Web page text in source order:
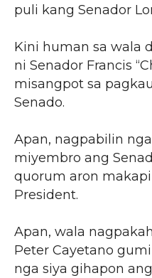
puli kang Senador
Kini human sa wala
ni Senador Francis
misangpot sa
Senado.
Apan, nagpabilin
miyembro ang
quorum aron
President.
Apan, wala
Peter Cayetano
nga siya gihapon